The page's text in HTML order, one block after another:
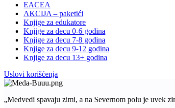
EACEA
AKCIJA – paketići
Knjige za edukatore
Knjige za decu 0-6 godina
Knjige za decu 7-8 godina
Knjige za decu 9-12 godina
Knjige za decu 13+ godina
Uslovi korišćenja
„Medvedi spavaju zimi, a na Severnom polu je uvek